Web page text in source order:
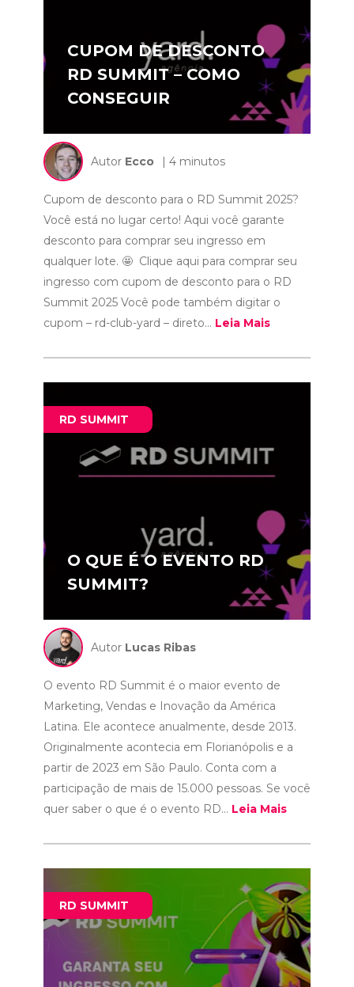
CUPOM DE DESCONTO
RD SUMMIT – COMO
CONSEGUIR
Autor Ecco | 4 minutos
Cupom de desconto para o RD Summit 2025?
Você está no lugar certo! Aqui você garante
desconto para comprar seu ingresso em
qualquer lote. 🤩 Clique aqui para comprar seu
ingresso com cupom de desconto para o RD
Summit 2025 Você pode também digitar o
cupom – rd-club-yard – direto... Leia Mais
RD SUMMIT
O QUE É O EVENTO RD
SUMMIT?
Autor Lucas Ribas
O evento RD Summit é o maior evento de
Marketing, Vendas e Inovação da América
Latina. Ele acontece anualmente, desde 2013.
Originalmente acontecia em Florianópolis e a
partir de 2023 em São Paulo. Conta com a
participação de mais de 15.000 pessoas. Se você
quer saber o que é o evento RD... Leia Mais
RD SUMMIT